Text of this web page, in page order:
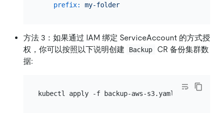
prefix:
my-folder
方法 3：如果通过 IAM 绑定 ServiceAccount 的方式授
权，你可以按照以下说明创建
Backup
CR 备份集群数
据: